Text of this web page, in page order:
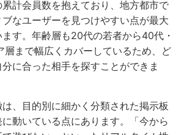
計会員数を抱えており、地方都市で
なユーザーを見つけやすい点が最大
す。年齢層も20代の若者から40代・
層まで幅広くカバーしているため、ど
に合った相手を探すことができま
、目的別に細かく分類された掲示板
動いている点にあります。「今から